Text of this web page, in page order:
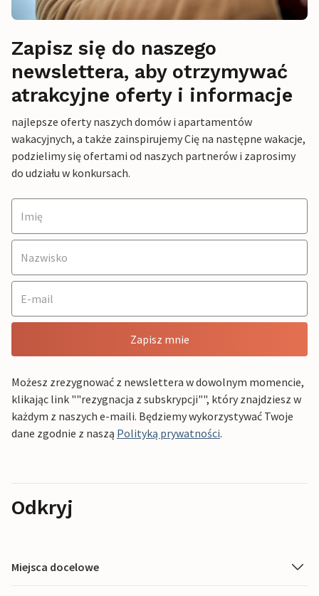
Zapisz się do naszego
newslettera, aby otrzymywać
atrakcyjne oferty i informacje
najlepsze oferty naszych domów i apartamentów
wakacyjnych, a także zainspirujemy Cię na następne wakacje,
podzielimy się ofertami od naszych partnerów i zaprosimy
do udziału w konkursach.
Zapisz mnie
Możesz zrezygnować z newslettera w dowolnym momencie,
klikając link ""rezygnacja z subskrypcji"", który znajdziesz w
każdym z naszych e-maili. Będziemy wykorzystywać Twoje
dane zgodnie z naszą Polityką prywatności.
Odkryj
Miejsca docelowe